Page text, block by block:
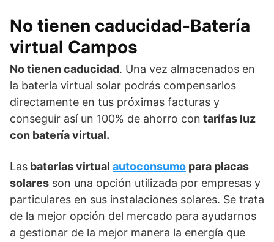
No tienen caducidad-Batería
virtual Campos
No tienen caducidad. Una vez almacenados en
la batería virtual solar podrás compensarlos
directamente en tus próximas facturas y
conseguir así un 100% de ahorro con tarifas luz
con batería virtual.
Las baterías virtual autoconsumo para placas
solares son una opción utilizada por empresas y
particulares en sus instalaciones solares. Se trata
de la mejor opción del mercado para ayudarnos
a gestionar de la mejor manera la energía que